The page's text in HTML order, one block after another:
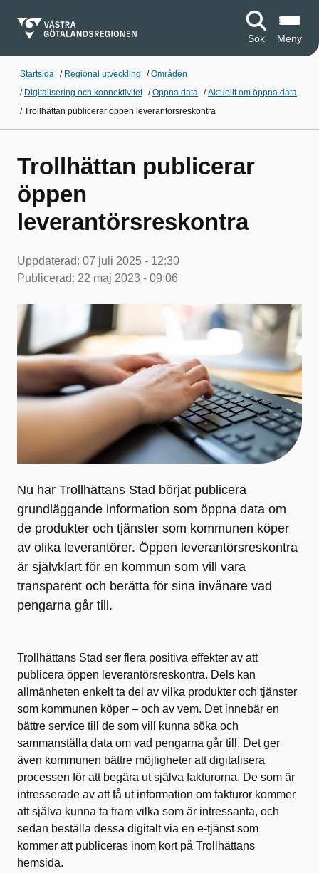
Sök Meny
Startsida / Regional utveckling /Områden
/ Digitalisering och konnektivitet /Öppna data /Aktuellt om öppna data
/Trollhättan publicerar öppen leverantörsreskontra
Trollhättan publicerar
öppen
leverantörsreskontra
Uppdaterad: 07 juli 2025 - 12:30
Publicerad: 22 maj 2023 - 09:06
Nu har Trollhättans Stad börjat publicera
grundläggande information som öppna data om
de produkter och tjänster som kommunen köper
av olika leverantörer. Öppen leverantörsreskontra
är självklart för en kommun som vill vara
transparent och berätta för sina invånare vad
pengarna går till.
Trollhättans Stad ser flera positiva effekter av att
publicera öppen leverantörsreskontra. Dels kan
allmänheten enkelt ta del av vilka produkter och tjänster
som kommunen köper – och av vem. Det innebär en
bättre service till de som vill kunna söka och
sammanställa data om vad pengarna går till. Det ger
även kommunen bättre möjligheter att digitalisera
processen för att begära ut själva fakturorna. De som är
intresserade av att få ut information om fakturor kommer
att själva kunna ta fram vilka som är intressanta, och
sedan beställa dessa digitalt via en e-tjänst som
kommer att publiceras inom kort på Trollhättans
hemsida.